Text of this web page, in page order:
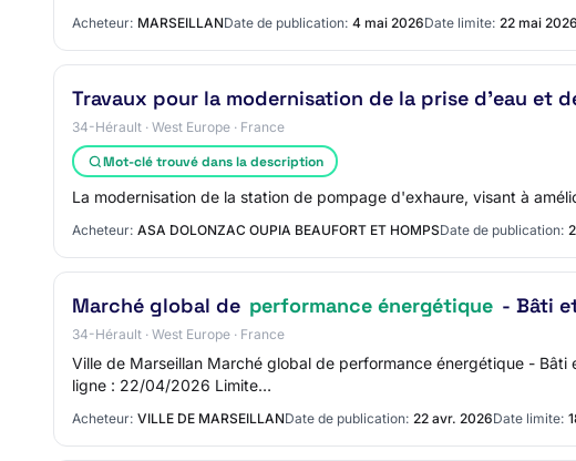
Acheteur: MARSEILLANDate de publication: 4 mai 2026Date limite: 22 mai 2026
Travaux pour la modernisation de la prise d'eau et
34-Hérault · West Europe · France
Mot-clé trouvé dans la description
La modernisation de la station de pompage d'exhaure, visant à
Acheteur: ASA DOLONZAC OUPIA BEAUFORT ET HOMPSDate de publication:
Marché global de performance énergétique - Bâti
34-Hérault · West Europe · France
Ville de Marseillan Marché global de performance énergétique -
ligne : 22/04/2026 Limite…
Acheteur: VILLE DE MARSEILLANDate de publication: 22 avr. 2026Date limite: